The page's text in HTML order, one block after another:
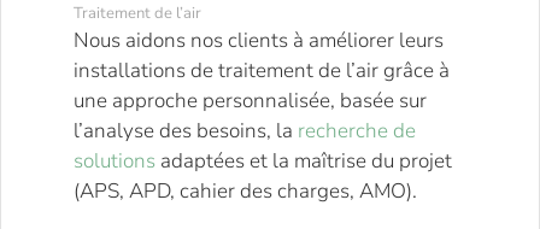
Traitement de l’air
Nous aidons nos clients à améliorer leurs
installations de traitement de l’air grâce à
une approche personnalisée, basée sur
l’analyse des besoins, la recherche de
solutions adaptées et la maîtrise du projet
(APS, APD, cahier des charges, AMO).